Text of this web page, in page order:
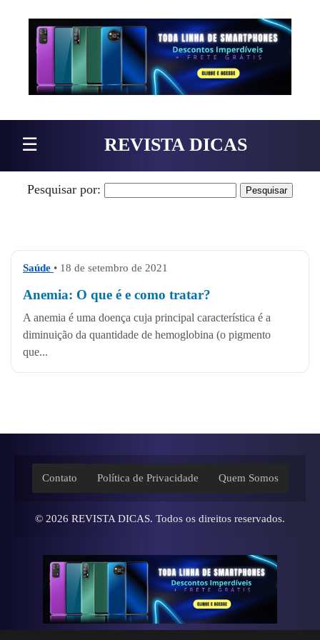
Pular para o conteúdo
☰ REVISTA DICAS
Pesquisar por:
Saúde • 18 de setembro de 2021
Anemia: O que é e como tratar?
A anemia é uma doença cuja principal característica é a
diminuição da quantidade de hemoglobina (o pigmento
que...
Contato Política de Privacidade Quem Somos
© 2026 REVISTA DICAS. Todos os direitos reservados.